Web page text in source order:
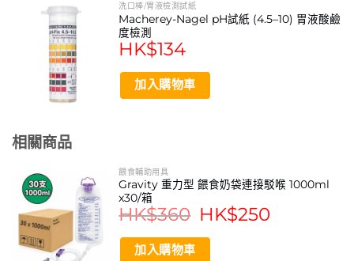
這款餵食針筒是否包含針頭？
不包含。此款為『餵食針筒』，專為口服餵食流質、藥物或
營養品設計，不附任何針頭，確保使用安全。
針筒的咀部有什麼特點？
本產品採用Catheter Tip加長直咀設計，能更容易深入瓶
嘴部的場合。
每支針筒均為無菌獨立包裝，拆封即可使用，能有效避免污
染，確保每次餵食的衛生安全。
這個品牌有什麼背景？
Maxson是一個擁有超過49年經驗的品牌，致力於通過合
洗口棒/胃液檢測試紙
Macherey-Nagel pH試紙 (4.5–10) 胃液酸鹼
度檢測
HK$134
加入購物車
相關商品
餵食輔助用具
Gravity 重力型 餵食奶袋連接駁喉 1000ml
x30/箱
HK$360
Original
price
HK$360.
HK$250
加入購物車